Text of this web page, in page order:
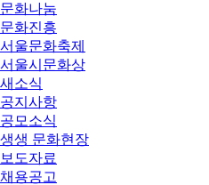
문화나눔
문화진흥
서울문화축제
서울시문화상
새소식
공지사항
공모소식
생생 문화현장
보도자료
채용공고